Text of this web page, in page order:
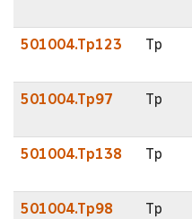
501004.Tp123 Tp
501004.Tp97 Tp
501004.Tp138 Tp
501004.Tp98 Tp